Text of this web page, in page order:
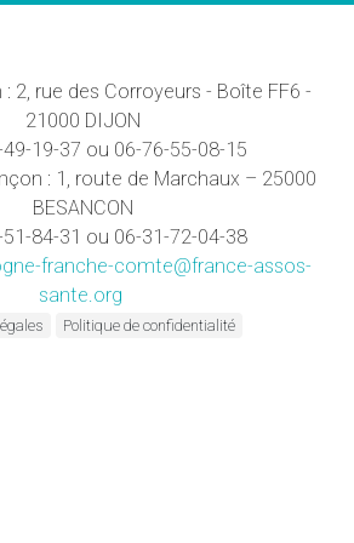
2, rue des Corroyeurs - Boîte FF6 -
21000 DIJON
19-37 ou 06-76-55-08-15
: 1, route de Marchaux – 25000
BESANCON
84-31 ou 06-31-72-04-38
franche-comte@france-assos-
sante.org
Politique de confidentialité